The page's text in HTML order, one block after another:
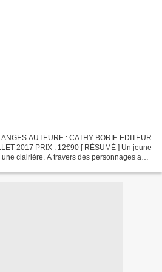
AUTEURE : CATHY BORIE EDITEUR
2017 PRIX : 12€90 [ RÉSUMÉ ] Un jeune
clairière. A travers des personnages a